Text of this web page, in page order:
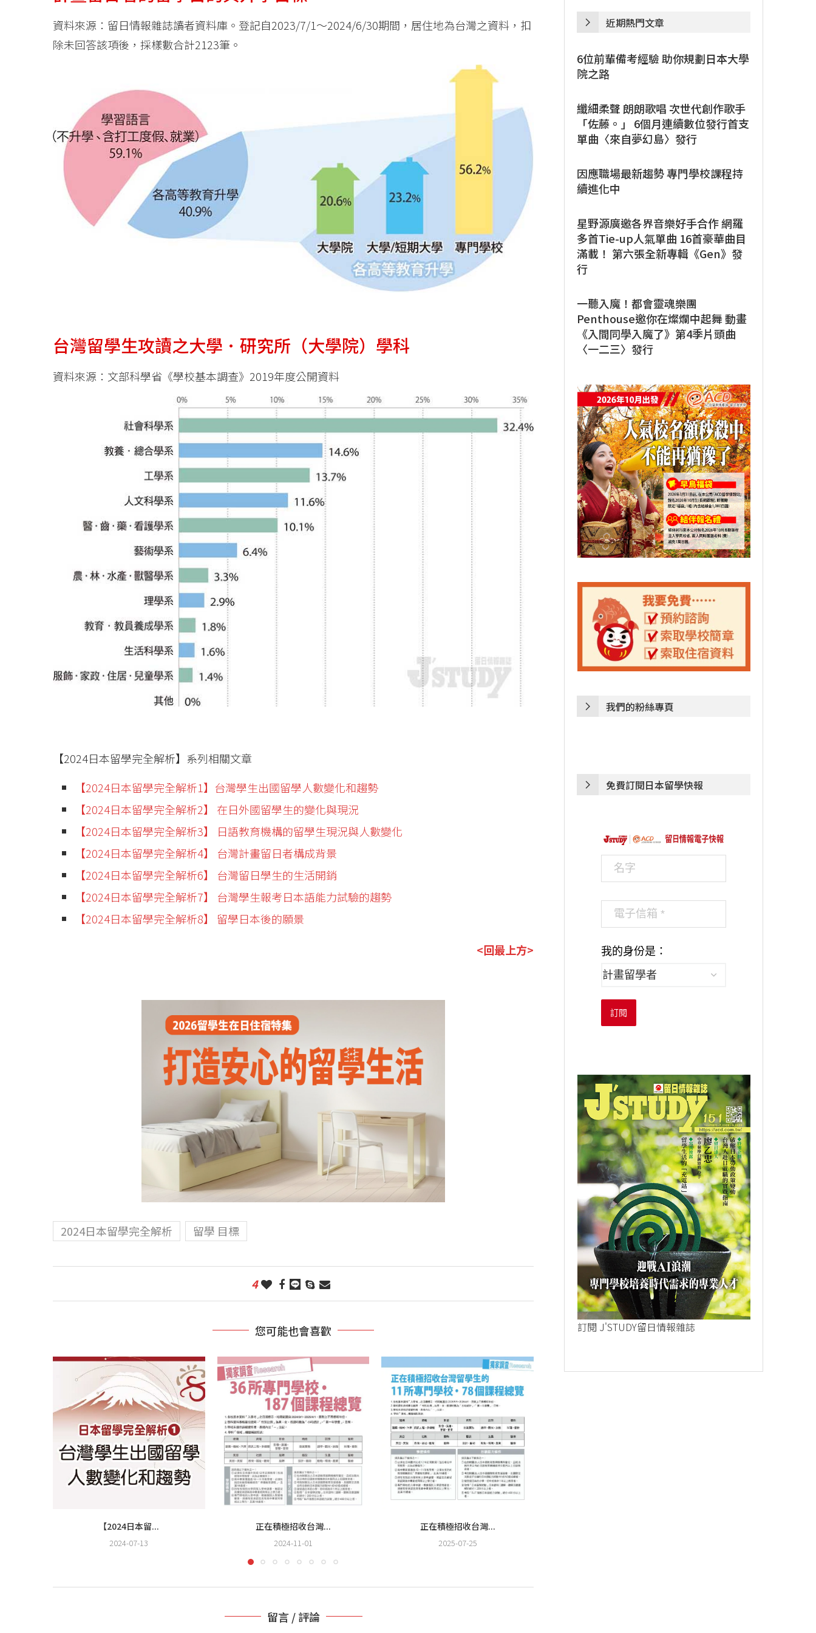
資料來源：留日情報雜誌讀者資料庫。登記自2023/7/1～2024/6/30期間，居住地為台灣之資料，扣
除未回答該項後，採樣數合計2123筆。
台灣留學生攻讀之大學．研究所（大學院）學科
資料來源：文部科學省《學校基本調查》2019年度公開資料
【2024日本留學完全解析】系列相關文章
【2024日本留學完全解析1】台灣學生出國留學人數變化和趨勢
【2024日本留學完全解析2】 在日外國留學生的變化與現況
【2024日本留學完全解析3】 日語教育機構的留學生現況與人數變化
【2024日本留學完全解析4】 台灣計畫留日者構成背景
【2024日本留學完全解析6】 台灣留日學生的生活開銷
【2024日本留學完全解析7】 台灣學生報考日本語能力試驗的趨勢
【2024日本留學完全解析8】 留學日本後的願景
<回最上方>
2024日本留學完全解析 留學 目標
4
您可能也會喜歡
【2024日本留...
2024-07-13
正在積極招收台灣...
2024-11-01
正在積極招收台灣...
2025-07-25
留言 / 評論
近期熱門文章
6位前輩備考經驗 助你規劃日本大學
院之路
纖細柔聲 朗朗歌唱 次世代創作歌手
「佐藤。」 6個月連續數位發行首支
單曲〈來自夢幻島〉發行
因應職場最新趨勢 專門學校課程持
續進化中
星野源廣邀各界音樂好手合作 網羅
多首Tie-up人氣單曲 16首豪華曲目
滿載！ 第六張全新專輯《Gen》發
行
一聽入魔！都會靈魂樂團
Penthouse邀你在燦爛中起舞 動畫
《入間同學入魔了》第4季片頭曲
〈一二三〉發行
我們的粉絲專頁
免費訂閱日本留學快報
我的身份是：
訂閱
訂閱 J'STUDY留日情報雜誌